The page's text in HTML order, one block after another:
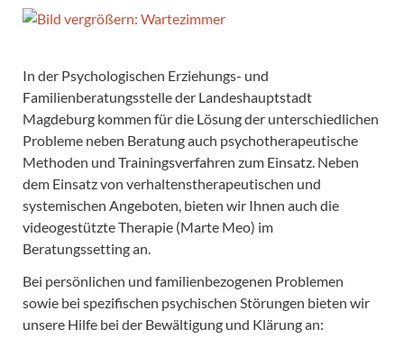
In der Psychologischen Erziehungs- und
Familienberatungsstelle der Landeshauptstadt
Magdeburg kommen für die Lösung der unterschiedlichen
Probleme neben Beratung auch psychotherapeutische
Methoden und Trainingsverfahren zum Einsatz. Neben
dem Einsatz von verhaltenstherapeutischen und
systemischen Angeboten, bieten wir Ihnen auch die
videogestützte Therapie (Marte Meo) im
Beratungssetting an.
Bei persönlichen und familienbezogenen Problemen
sowie bei spezifischen psychischen Störungen bieten wir
unsere Hilfe bei der Bewältigung und Klärung an: